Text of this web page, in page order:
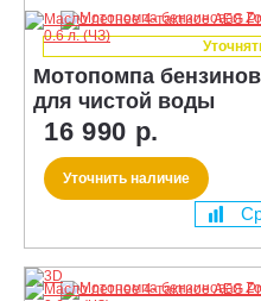
Мотопомпа
для чистой воды
16 990 р.
Уточнить наличие